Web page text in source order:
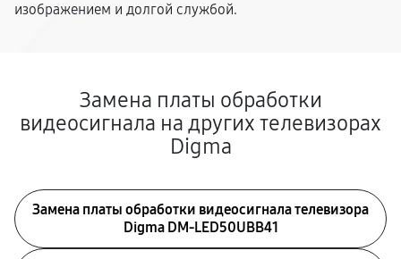
изображением и долгой службой.
Замена платы обработки
видеосигнала на других телевизорах
Digma
Замена платы обработки видеосигнала телевизора
Digma DM-LED50UBB41